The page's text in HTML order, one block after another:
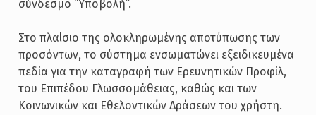
σύνδεσμο “Υποβολή”.
Στο πλαίσιο της ολοκληρωμένης αποτύπωσης των
προσόντων, το σύστημα ενσωματώνει εξειδικευμένα
πεδία για την καταγραφή των Ερευνητικών Προφίλ,
του Επιπέδου Γλωσσομάθειας, καθώς και των
Κοινωνικών και Εθελοντικών Δράσεων του χρήστη.